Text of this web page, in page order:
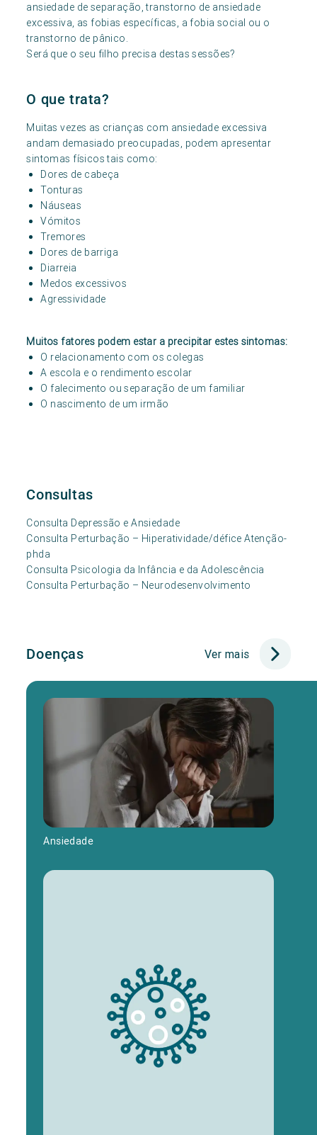
ansiedade de separação, transtorno de ansiedade
excessiva, as fobias específicas, a fobia social ou o
transtorno de pânico.
Será que o seu filho precisa destas sessões?
O que trata?
Muitas vezes as crianças com ansiedade excessiva
andam demasiado preocupadas, podem apresentar
sintomas físicos tais como:
Dores de cabeça
Tonturas
Náuseas
Vómitos
Tremores
Dores de barriga
Diarreia
Medos excessivos
Agressividade
Muitos fatores podem estar a precipitar estes sintomas:
O relacionamento com os colegas
A escola e o rendimento escolar
O falecimento ou separação de um familiar
O nascimento de um irmão
Consultas
Consulta Depressão e Ansiedade
Consulta Perturbação – Hiperatividade/défice Atenção-
phda
Consulta Psicologia da Infância e da Adolescência
Consulta Perturbação – Neurodesenvolvimento
Doenças Ver mais
Ansiedade